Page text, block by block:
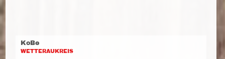
KoBe
WETTERAUKREIS